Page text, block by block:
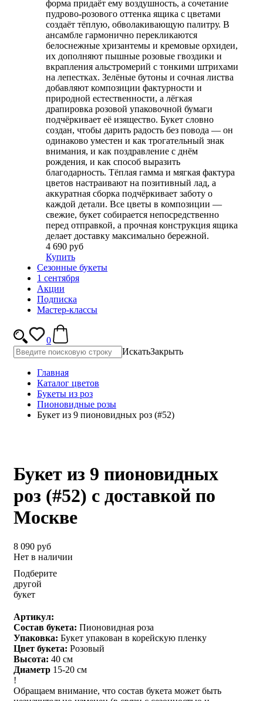
форма придаёт ему воздушность, а сочетание
пудрово‑розового оттенка ящика с цветами
создаёт тёплую, обволакивающую палитру. В
ансамбле гармонично перекликаются
белоснежные хризантемы и кремовые орхидеи,
их дополняют пышные розовые гвоздики и
вкрапления альстромерий с тонкими штрихами
на лепестках. Зелёные бутоны и сочная листва
добавляют композиции фактурности и
природной естественности, а лёгкая
драпировка розовой упаковочной бумаги
подчёркивает её изящество. Букет словно
создан, чтобы дарить радость без повода — он
одинаково уместен и как трогательный знак
внимания, и как поздравление с днём
рождения, и как способ выразить
благодарность. Тёплая гамма и мягкая фактура
цветов настраивают на позитивный лад, а
аккуратная сборка подчёркивает заботу о
каждой детали. Все цветы в композиции —
свежие, букет собирается непосредственно
перед отправкой, а прочная конструкция ящика
делает доставку максимально бережной.
4 690 руб
Купить
Сезонные букеты
1 сентября
Акции
Подписка
Мастер-классы
0
ИскатьЗакрыть
Главная
Каталог цветов
Букеты из роз
Пионовидные розы
Букет из 9 пионовидных роз (#52)
Букет из 9 пионовидных
роз (#52) с доставкой по
Москве
8 090 руб
Нет в наличии
Подберите
другой
букет
Артикул:
Состав букета: Пионовидная роза
Упаковка: Букет упакован в корейскую пленку
Цвет букета: Розовый
Высота: 40 см
Диаметр 15-20 см
!
Обращаем внимание, что состав букета может быть